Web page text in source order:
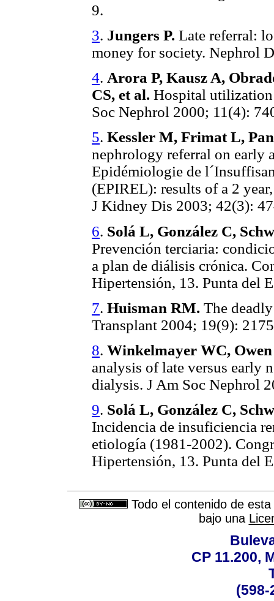
9.
3. Jungers P. Late referral:
money for society. Nephrol
4. Arora P, Kausz A,
CS, et al. Hospital
Soc Nephrol 2000; 11(4):
5. Kessler M, Frimat L,
nephrology referral on early
Epidémiologie de
(EPIREL): results of a 2
J Kidney Dis 2003; 42(3):
6. Solá L, González C,
Prevención terciaria:
a plan de diálisis crónica.
Hipertensión, 13. Punta del
7. Huisman RM. The
Transplant 2004; 19(9):
8. Winkelmayer WC,
analysis of late versus early
dialysis. J Am Soc Nephrol
9. Solá L, González C,
Incidencia de insuficiencia
etiología (1981-2002).
Hipertensión, 13. Punta del
Todo el contenido de
bajo una
CP 11.200,
(598-